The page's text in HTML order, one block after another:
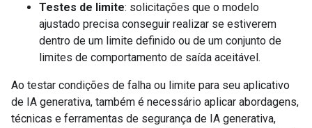
Testes de limite: solicitações que o modelo
ajustado precisa conseguir realizar se estiverem
dentro de um limite definido ou de um conjunto de
limites de comportamento de saída aceitável.
Ao testar condições de falha ou limite para seu aplicativo
de IA generativa, também é necessário aplicar abordagens,
técnicas e ferramentas de segurança de IA generativa,